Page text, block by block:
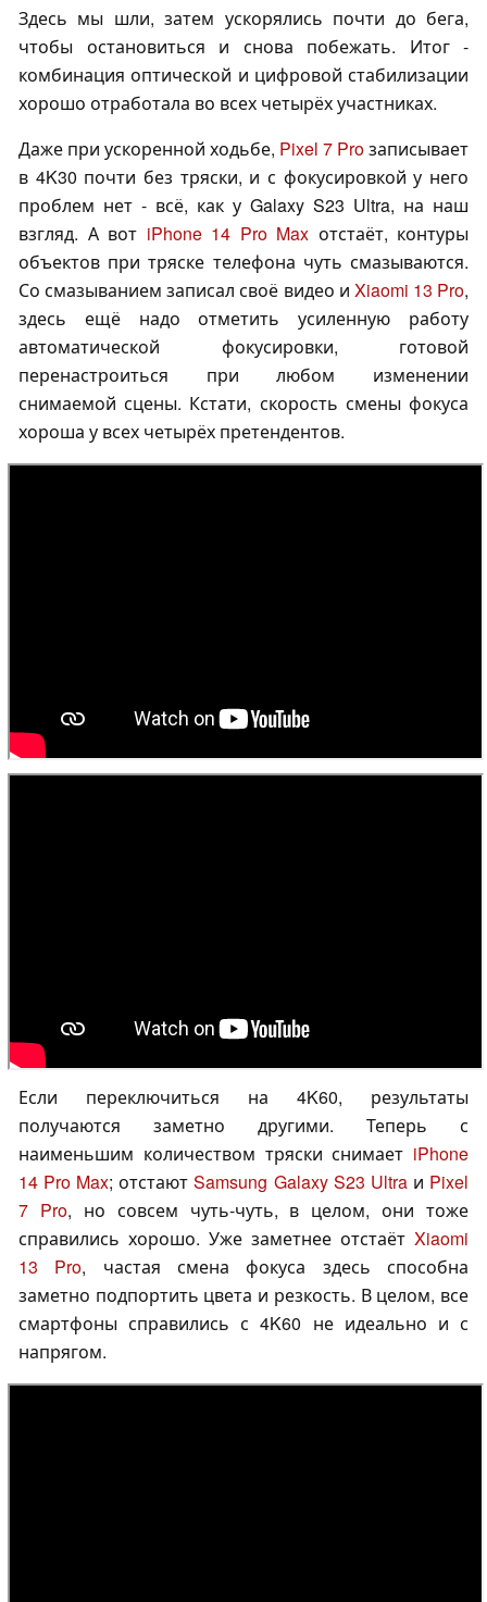
Здесь мы шли, затем ускорялись почти до бега,
чтобы остановиться и снова побежать. Итог -
комбинация оптической и цифровой стабилизации
хорошо отработала во всех четырёх участниках.
Даже при ускоренной ходьбе, Pixel 7 Proзаписывает
в 4K30 почти без тряски, и с фокусировкой у него
проблем нет - всё, как у Galaxy S23 Ultra, на наш
взгляд. А вот iPhone 14 Pro Max отстаёт, контуры
объектов при тряске телефона чуть смазываются.
Со смазыванием записал своё видео и Xiaomi 13 Pro,
здесь ещё надо отметить усиленную работу
автоматической фокусировки, готовой
перенастроиться при любом изменении
снимаемой сцены. Кстати, скорость смены фокуса
хороша у всех четырёх претендентов.
Если переключиться на 4K60, результаты
получаются заметно другими. Теперь с
наименьшим количеством тряски снимает iPhone
14 Pro Max; отстаютSamsung Galaxy S23 Ultraи Pixel
7 Pro, но совсем чуть-чуть, в целом, они тоже
справились хорошо. Уже заметнее отстаёт Xiaomi
13 Pro, частая смена фокуса здесь способна
заметно подпортить цвета и резкость. В целом, все
смартфоны справились с 4K60 не идеально и с
напрягом.